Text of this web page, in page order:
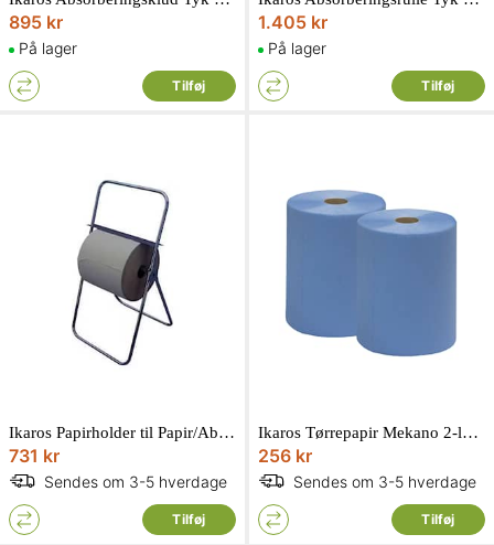
895 kr
På lager
Tilføj
1.405 kr
På lager
Tilføj
Ikaros Papirholder til Papir/Absorberende materiale, Gulvstativ
731 kr
Sendes om 3-5 hverdage
Tilføj
Ikaros Tørrepapir Mekano 2-lags 2-pak
256 kr
Sendes om 3-5 hverdage
Tilføj